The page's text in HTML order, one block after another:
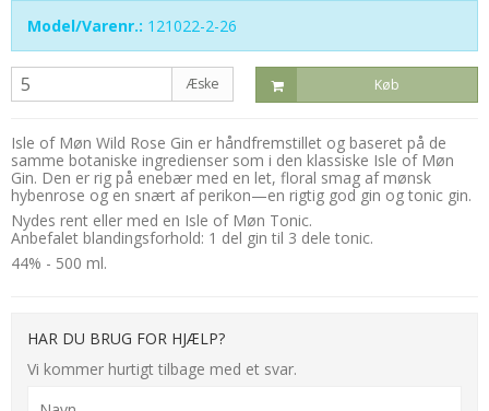
Model/Varenr.: 121022-2-26
Æske Køb
Isle of Møn Wild Rose Gin er håndfremstillet og baseret på de
samme botaniske ingredienser som i den klassiske Isle of Møn
Gin. Den er rig på enebær med en let, floral smag af mønsk
hybenrose og en snært af perikon—en rigtig god gin og tonic gin.
Nydes rent eller med en Isle of Møn Tonic.
Anbefalet blandingsforhold: 1 del gin til 3 dele tonic.
44% - 500 ml.
HAR DU BRUG FOR HJÆLP?
Vi kommer hurtigt tilbage med et svar.